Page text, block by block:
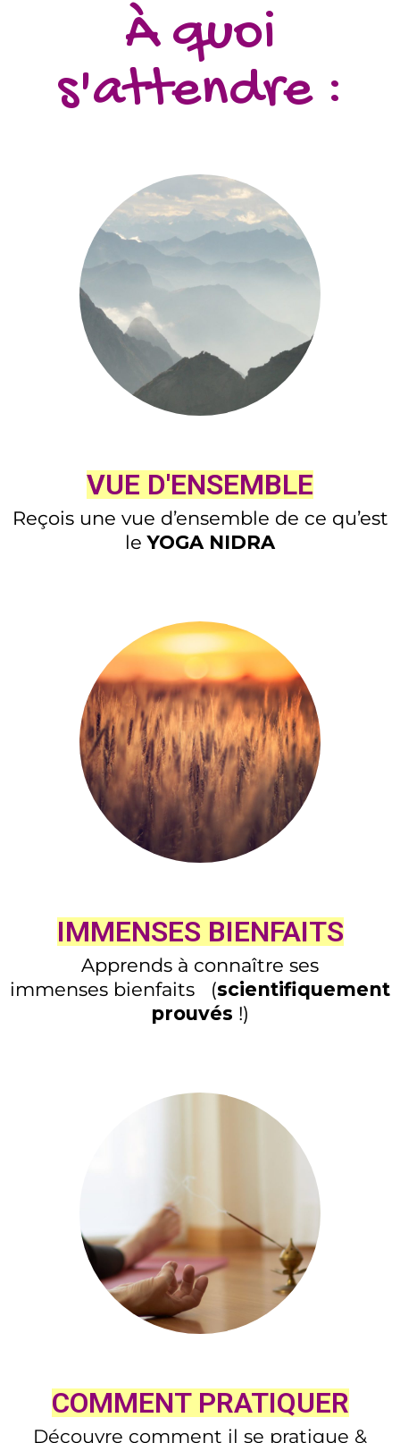
À quoi
s'attendre :
VUE D'ENSEMBLE
Reçois une vue d’ensemble de ce qu’est
leYOGA NIDRA
IMMENSES BIENFAITS
Apprends à connaître ses
immenses bienfaits
(scientifiquement
prouvés !)
COMMENT PRATIQUER
Découvre comment il se pratique &